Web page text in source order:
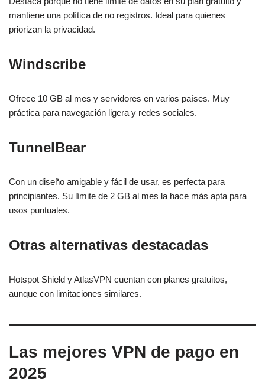
mantiene una política de no registros. Ideal para quienes
priorizan la privacidad.
Windscribe
Ofrece 10 GB al mes y servidores en varios países. Muy
práctica para navegación ligera y redes sociales.
TunnelBear
Con un diseño amigable y fácil de usar, es perfecta para
principiantes. Su límite de 2 GB al mes la hace más apta para
usos puntuales.
Otras alternativas destacadas
Hotspot Shield y AtlasVPN cuentan con planes gratuitos,
aunque con limitaciones similares.
Las mejores VPN de pago en
2025